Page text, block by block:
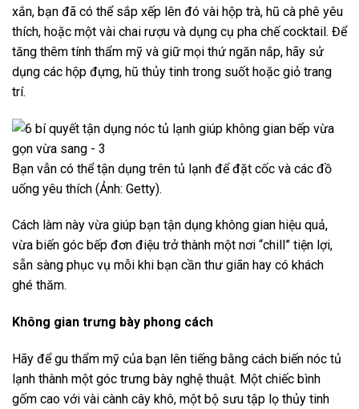
xắn, bạn đã có thể sắp xếp lên đó vài hộp trà, hũ cà phê yêu
thích, hoặc một vài chai rượu và dụng cụ pha chế cocktail. Để
tăng thêm tính thẩm mỹ và giữ mọi thứ ngăn nắp, hãy sử
dụng các hộp đựng, hũ thủy tinh trong suốt hoặc giỏ trang
trí.
Bạn vẫn có thể tận dụng trên tủ lạnh để đặt cốc và các đồ
uống yêu thích (Ảnh: Getty).
Cách làm này vừa giúp bạn tận dụng không gian hiệu quả,
vừa biến góc bếp đơn điệu trở thành một nơi “chill” tiện lợi,
sẵn sàng phục vụ mỗi khi bạn cần thư giãn hay có khách
ghé thăm.
Không gian trưng bày phong cách
Hãy để gu thẩm mỹ của bạn lên tiếng bằng cách biến nóc tủ
lạnh thành một góc trưng bày nghệ thuật. Một chiếc bình
gốm cao với vài cành cây khô, một bộ sưu tập lọ thủy tinh